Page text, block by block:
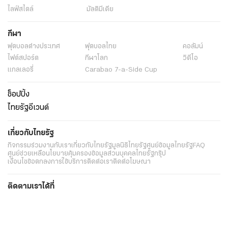
ไลฟ์สไตล์
มัลติมีเดีย
กีฬา
ฟุตบอลต่่างประเทศ ฟุตบอลไทย
คอลัมน์
ไฟต์สปอร์ต
กีฬาโลก
วิดีโอ
แกลเลอรี่
Carabao 7-a-Side Cup
ช็อปปิ้ง
ไทยรัฐอีเวนต์
เกี่ยวกับไทยรัฐ
กิจกรรมร่วมงานกับเราเกี่ยวกับไทยรัฐมูลนิธิไทยรัฐศูนย์ข้อมูลไทยรัฐFAQ
ศูนย์ช่วยเหลือนโยบายคุ้มครองข้อมูลส่วนบุคคลไทยรัฐกรุ๊ป
เงื่อนไขข้อตกลงการใช้บริการติดต่อเราติดต่อโฆษณา
ติดตามเราได้ที่